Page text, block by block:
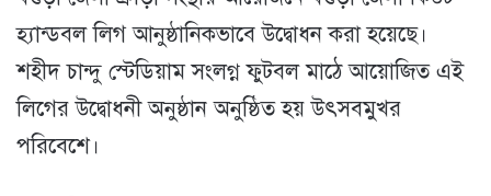
হ্যান্ডবল লিগ আনুষ্ঠানিকভাবে উদ্বোধন করা হয়েছে।
শহীদ চান্দু স্টেডিয়াম সংলগ্ন ফুটবল মাঠে আয়োজিত এই
লিগের উদ্বোধনী অনুষ্ঠান অনুষ্ঠিত হয় উৎসবমুখর
পরিবেশে।